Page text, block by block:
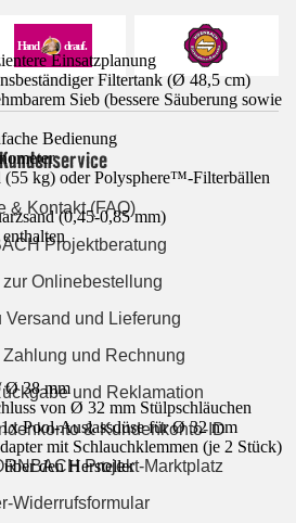
Einsatzplanung
Filtertank (Ø 48,5 cm)
Sieb (bessere Säuberung sowie
Bedienung
(55 kg) oder Polysphere™-Filterbällen
(0,45-0,85 mm)
Ø 38 mm
von Ø 32 mm Stülpschläuchen
Pool-Auslassdüse für Ø 32 mm
mit Schlauchklemmen (je 2 Stück)
den Hersteller
& Kontakt (FAQ)
Projektberatung
zur Onlinebestellung
Versand und Lieferung
Zahlung und Rechnung
und Reklamation
& Kundenkonto-ID
Projekt-Marktplatz
Widerrufsformular